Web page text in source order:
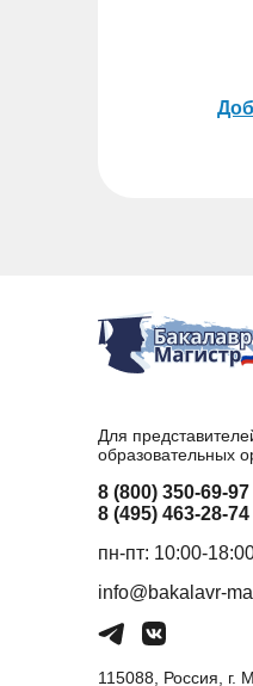
Для
образовательных
8 (800) 350-69-97
8 (495) 463-28-74
пн-пт: 10:00-
info@bakalavr-
115088, Россия, г.